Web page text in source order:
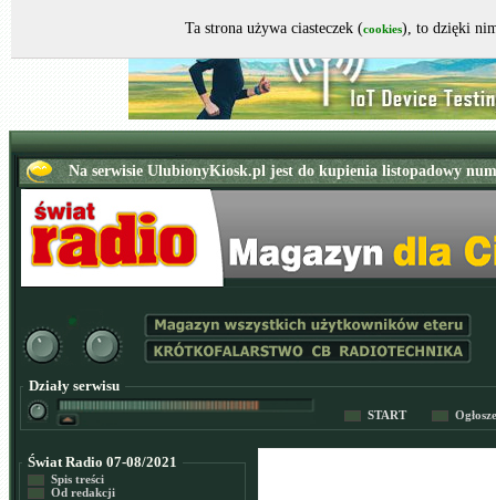
Działy serwisu
START
Świat Radio 07-08/2021
Spis treści
Od redakcji
Ta strona używa ciasteczek (cookies), to dzięki